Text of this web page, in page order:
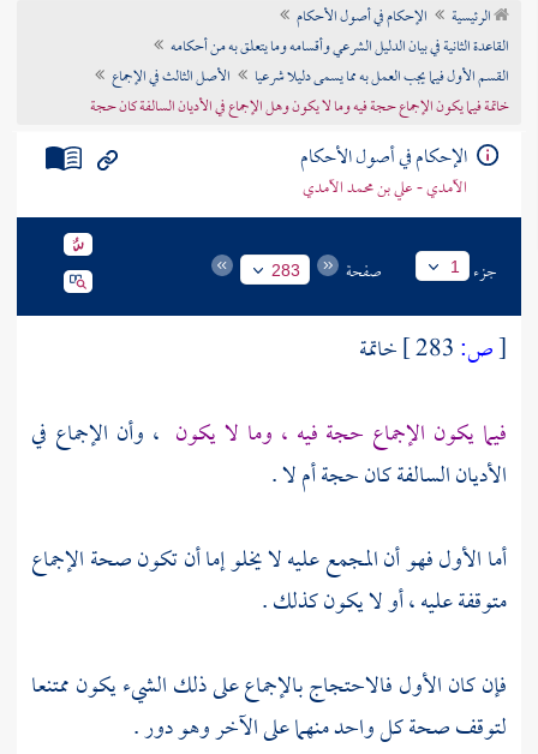
تراجم الأعلام
الرئيسية
الإحكام في أصول الأحكام
القاعدة الثانية في بيان الدليل الشرعي وأقسامه وما يتعلق به من أحكامه
القسم الأول فيما يجب العمل به مما يسمى دليلا شرعيا
الأصل الثالث في الإجماع
خاتمة فيما يكون الإجماع حجة فيه وما لا يكون وهل الإجماع في الأديان السالفة كان حجة
الإحكام في أصول الأحكام
الآمدي - علي بن محمد الآمدي
جزء 1 صفحة 283
[ص:
خاتمة
فيما يكون الإجماع حجة فيه ، وما لا يكون ، وأن الإجماع في
الأديان السالفة كان حجة أم لا .
أما الأول فهو أن المجمع عليه لا يخلو إما أن تكون صحة الإجماع
متوقفة عليه ، أو لا يكون كذلك .
فإن كان الأول فالاحتجاج بالإجماع على ذلك الشيء يكون ممتنعا
لتوقف صحة كل واحد منهما على الآخر وهو دور .